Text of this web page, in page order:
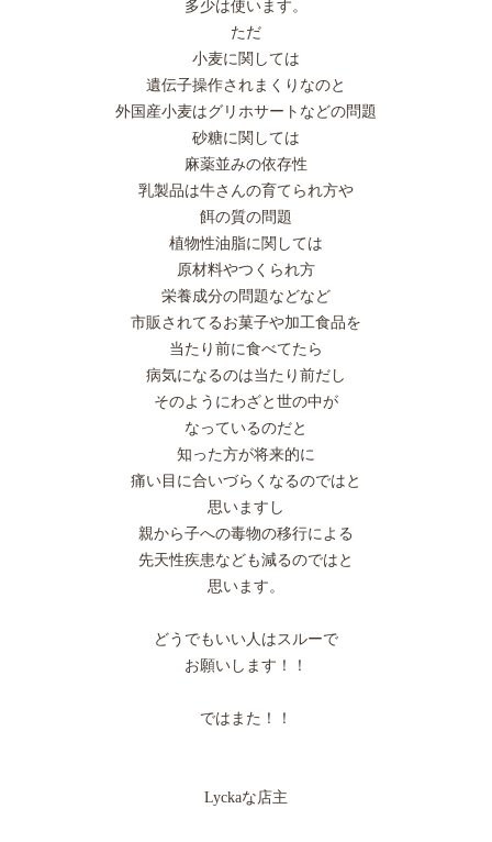
多少は使います。
ただ
小麦に関しては
遺伝子操作されまくりなのと
外国産小麦はグリホサートなどの問題
砂糖に関しては
麻薬並みの依存性
乳製品は牛さんの育てられ方や
餌の質の問題
植物性油脂に関しては
原材料やつくられ方
栄養成分の問題などなど
市販されてるお菓子や加工食品を
当たり前に食べてたら
病気になるのは当たり前だし
そのようにわざと世の中が
なっているのだと
知った方が将来的に
痛い目に合いづらくなるのではと
思いますし
親から子への毒物の移行による
先天性疾患なども減るのではと
思います。
どうでもいい人はスルーで
お願いします！！
ではまた！！
Lyckaな店主